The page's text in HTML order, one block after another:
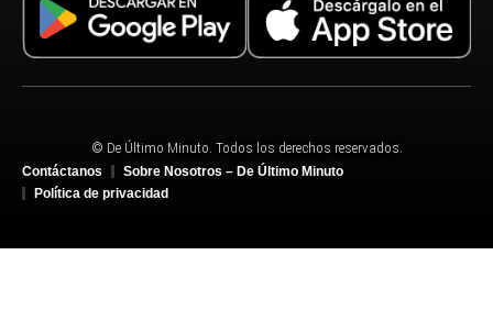
© De Último Minuto. Todos los derechos reservados.
Contáctanos
Sobre Nosotros – De Último Minuto
Política de privacidad